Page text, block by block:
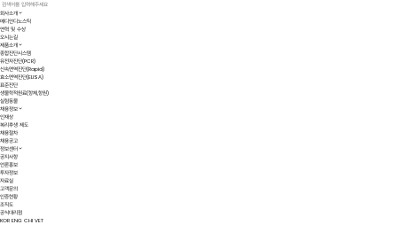
회사소개
메디안디노스틱
연혁 및 수상
오시는길
제품소개
종합진단시스템
유전자진단(PCR)
신속면역진단(Rapid)
효소면역진단(ELISA)
표준진단
생물학적원료(항체,항원)
실험동물
채용정보
인재상
복리후생 제도
채용절차
채용공고
정보센터
공지사항
언론홍보
투자정보
자료실
고객문의
인증현황
조직도
공식대리점
KOR ENG CHI VET